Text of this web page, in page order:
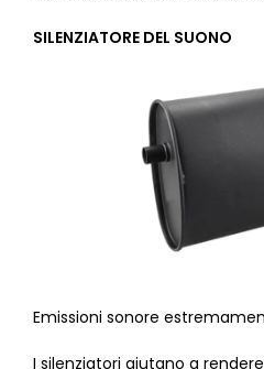
SILENZIATORE DEL SUONO
Emissioni sonore
I silenziatori aiutano a